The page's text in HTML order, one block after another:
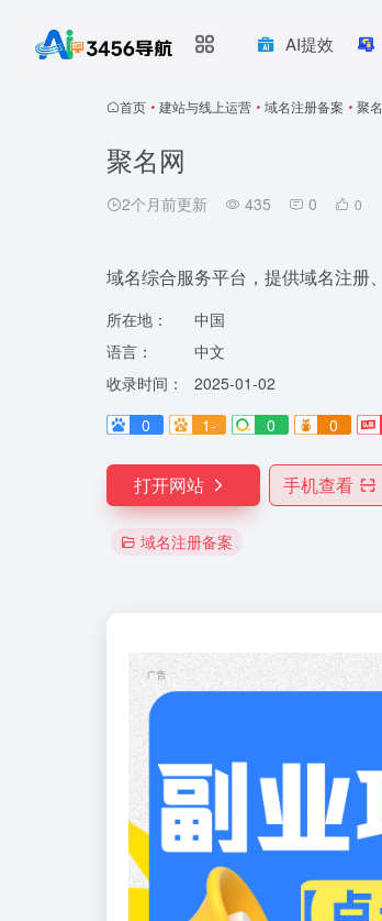
AI提效
首页 • 建站与线上运营 • 域名注册备案 • 聚
聚名网
2个月前更新 435 0 0
域名综合服务平台，提供域名注册
所在地：
中国
语言：
中文
收录时间：
2025-01-02
0
1- 0 0
打开网站 手机查看
域名注册备案